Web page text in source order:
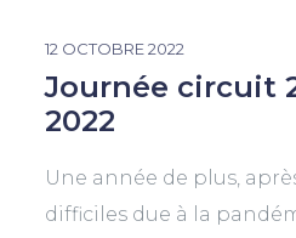
12 OCTOBRE 2022
Journée circuit
2022
Une année de plus,
difficiles due à la